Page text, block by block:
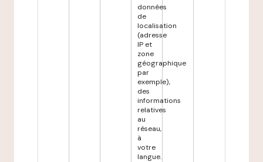
données
de
localisation
(adresse
IP et
zone
géographique
par
exemple),
des
informations
relatives
au
réseau,
à
votre
langue.